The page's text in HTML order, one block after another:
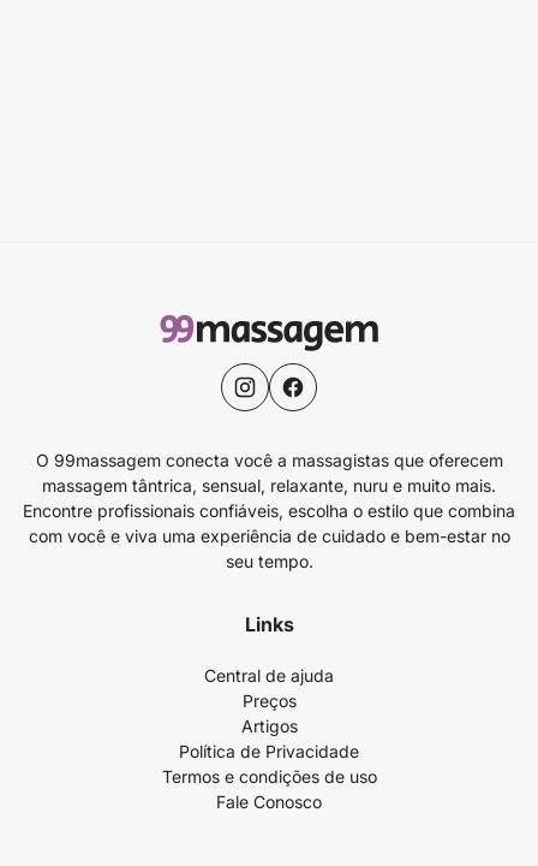
O 99massagem conecta você a massagistas que oferecem
massagem tântrica, sensual, relaxante, nuru e muito mais.
Encontre profissionais confiáveis, escolha o estilo que combina
com você e viva uma experiência de cuidado e bem-estar no
seu tempo.
Links
Central de ajuda
Preços
Artigos
Política de Privacidade
Termos e condições de uso
Fale Conosco